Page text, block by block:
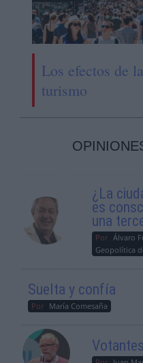
Los efectos de
turismo
¿La
es
una
Por Álvaro
Geopolítica
Suelta y confía
Por María Comesaña